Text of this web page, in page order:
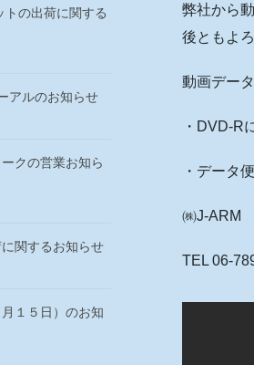
弊社から
後ともよ
動画デー
・DVD-R
・データ
㈱J-ARM
TEL 06-
の出荷に関する
アルのお知らせ
クの営業お知ら
関するお知らせ
１５日）のお知